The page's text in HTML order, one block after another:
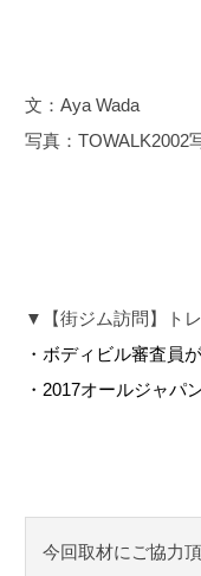
文：Aya Wada
写真：TOWALK2002
▼【街ジム訪問】ト
・ボディビル審査員
・2017オールジャパ
今回取材にご協力